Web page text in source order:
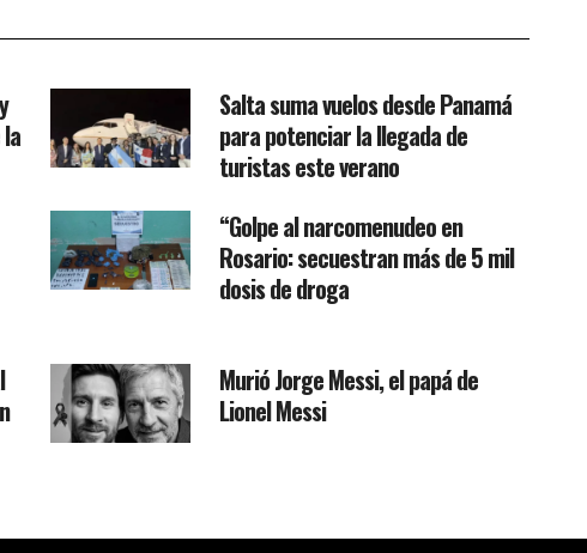
Salta suma vuelos desde Panamá
para potenciar la llegada de
turistas este verano
“Golpe al narcomenudeo en
Rosario: secuestran más de 5 mil
dosis de droga
Murió Jorge Messi, el papá de
Lionel Messi